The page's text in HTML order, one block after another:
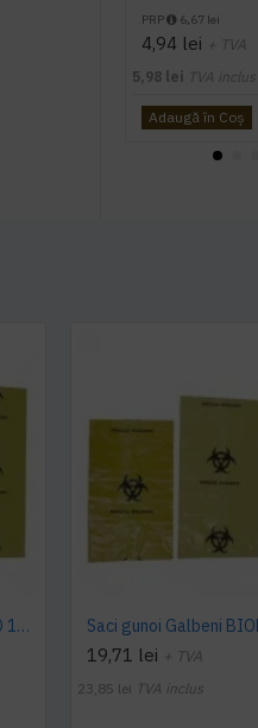
PRP 6,67 lei
4,94 lei + TVA
5,98 lei TVA inclus
Adaugă în Coş
Saci gunoi Galbeni BIOHAZARD 10 litri
19,71 lei + TVA
23,85 lei TVA inclus